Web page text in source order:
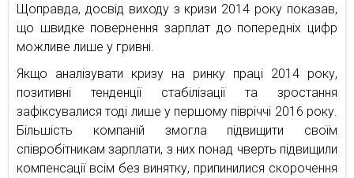
Щоправда, досвід виходу з кризи 2014 року показав,
що швидке повернення зарплат до попередніх цифр
можливе лише у гривні.
Якщо аналізувати кризу на ринку праці 2014 року,
позитивні тенденції стабілізації та зростання
зафіксувалися тоді лише у першому півріччі 2016 року.
Більшість компаній змогла підвищити своїм
співробітникам зарплати, з них понад чверть підвищили
компенсації всім без винятку, припинилися скорочення